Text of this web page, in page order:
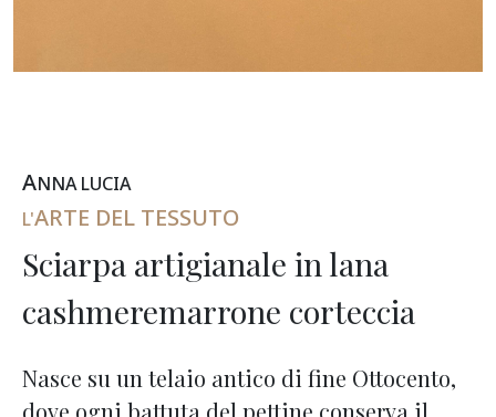
ANNALUCIA
L'ARTE DEL TESSUTO
Sciarpa artigianale in lana
cashmeremarrone corteccia
Nasce su un telaio antico di fine Ottocento,
dove ogni battuta del pettine conserva il